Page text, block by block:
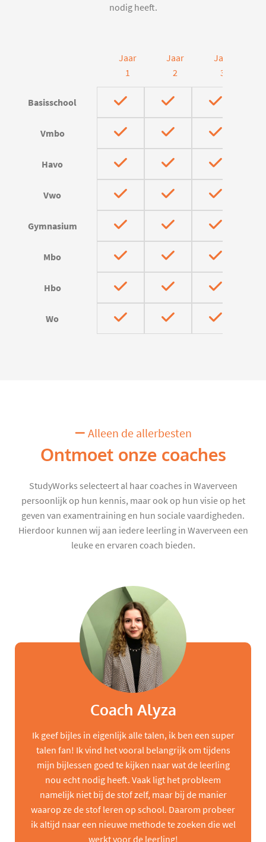
nodig heeft.
Jaar
1
Jaar
2
Jaar
3
Basisschool
Vmbo
Havo
Vwo
Gymnasium
Mbo
Hbo
Wo
Alleen de allerbesten
Ontmoet onze coaches
StudyWorks selecteert al haar coaches in Waverveen
persoonlijk op hun kennis, maar ook op hun visie op het
geven van examentraining en hun sociale vaardigheden.
Hierdoor kunnen wij aan iedere leerling in Waverveen een
leuke en ervaren coach bieden.
Coach Alyza
Ik geef bijles in eigenlijk alle talen, ik ben een super
talen fan! Ik vind het vooral belangrijk om tijdens
mijn bijlessen goed te kijken naar wat de leerling
nou echt nodig heeft. Vaak ligt het probleem
namelijk niet bij de stof zelf, maar bij de manier
waarop ze de stof leren op school. Daarom probeer
ik altijd naar een nieuwe methode te zoeken die wel
werkt voor de leerling!